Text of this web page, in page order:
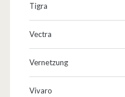
Tigra
Vectra
Vernetzung
Vivaro